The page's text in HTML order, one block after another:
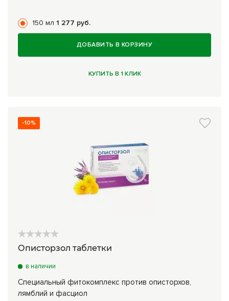
150 мл 1 277 руб.
ДОБАВИТЬ В КОРЗИНУ
КУПИТЬ В 1 КЛИК
-10%
Описторзол таблетки
в наличии
Специальный фитокомплекс против описторхов,
лямблий и фасциол